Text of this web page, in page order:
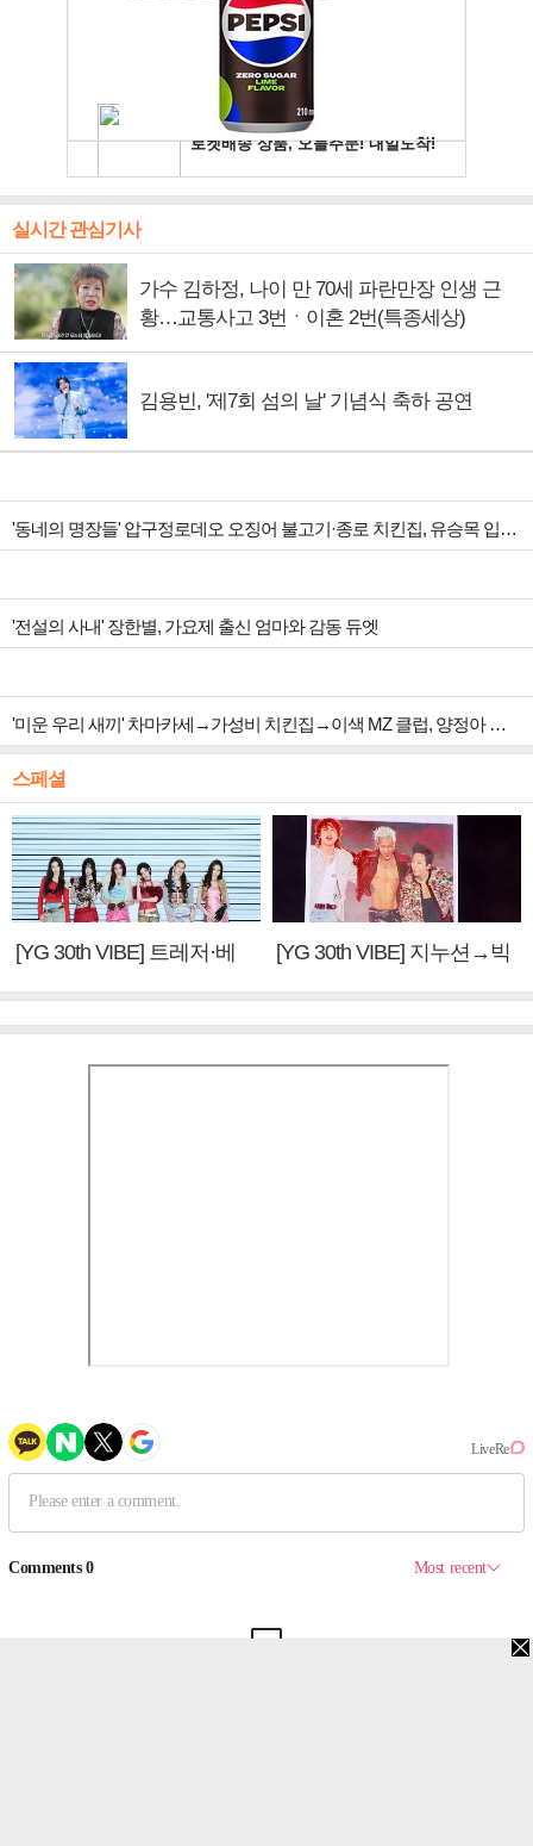
실시간 관심기사
가수 김하정, 나이 만 70세 파란만장 인생 근
황…교통사고 3번ㆍ이혼 2번(특종세상)
김용빈, '제7회 섬의 날' 기념식 축하 공연
'동네의 명장들' 압구정로데오 오징어 불고기·종로 치킨집, 유승목 입맛 저격
'전설의 사내' 장한별, 가요제 출신 엄마와 감동 듀엣
'미운 우리 새끼' 차마카세→가성비 치킨집→이색 MZ 클럽, 양정아 생일파티
스페셜
[YG 30th VIBE] 트레저·베
[YG 30th VIBE] 지누션→빅